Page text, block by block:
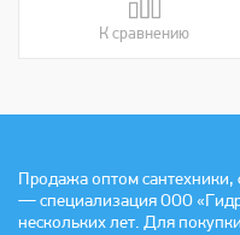
К сравнению
В сравнении
Продажа оптом сантехники,
— специализация ООО
нескольких лет. Для